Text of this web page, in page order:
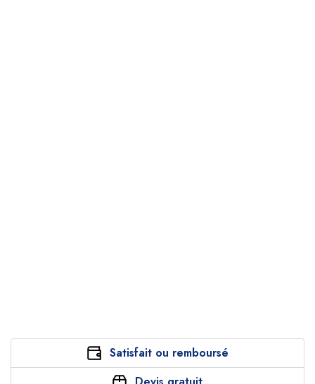
Satisfait ou remboursé